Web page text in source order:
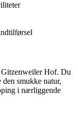
Gitzenweiler Hof. Du
smukke natur,
i nærliggende